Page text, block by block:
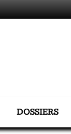
DOSSIERS